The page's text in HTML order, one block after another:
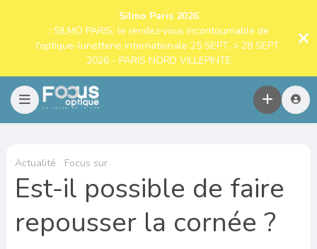
Silmo Paris 2026
: SILMO PARIS, le rendez-vous incontournable de
l’optique-lunetterie internationale 25 SEPT. > 28 SEPT.
2026 - PARIS NORD VILLEPINTE
Actualité Focus sur
Est-il possible de faire
repousser la cornée ?